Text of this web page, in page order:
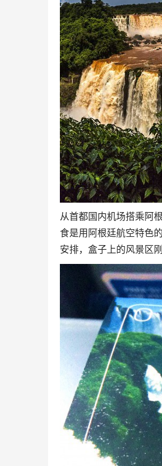
从首都国内机场搭乘阿
食是用阿根廷航空特色
安排，盒子上的风景区